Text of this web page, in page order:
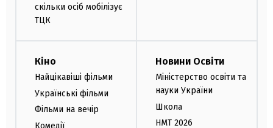
скільки осіб мобілізує
ТЦК
Кіно
Найцікавіші фільми
Українські фільми
Фільми на вечір
Новини Освіти
Міністерство освіти та
науки України
Школа
НМТ 2026